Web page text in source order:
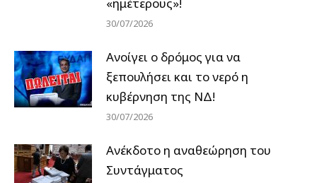
30/07/2026
Ανοίγει ο δρόμος για να
ξεπουλήσει και το νερό η
κυβέρνηση της ΝΔ!
30/07/2026
Ανέκδοτο η αναθεώρηση του
Συντάγματος